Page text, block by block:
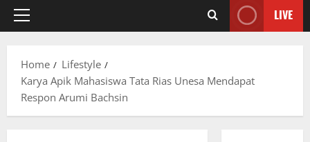
Primary
LIVE
Home
Lifestyle
Karya Apik Mahasiswa Tata Rias Unesa Mendapat
Respon Arumi Bachsin